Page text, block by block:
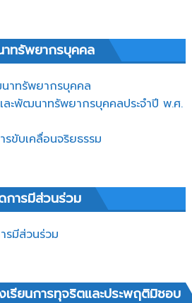
ทรัพยากรบุคคล
าทรัพยากรบุคคล
ละพัฒนาทรัพยากรบุคคลประจำปี พ.ศ.
รขับเคลื่อนจริยธรรม
การมีส่วนร่วม
รมีส่วนร่วม
เรียนการทุจริตและประพฤติมิชอบ